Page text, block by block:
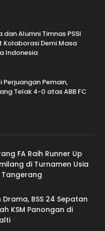
dan Alumni Timnas PSSI
Kolaborasi Demi Masa
Indonesia
Perjuangan Pemain,
Telak 4-0 atas ABB FC
FA Raih Runner Up
di Turnamen Usia
Tangerang
Drama, BSS 24 Sepatan
KSM Panongan di